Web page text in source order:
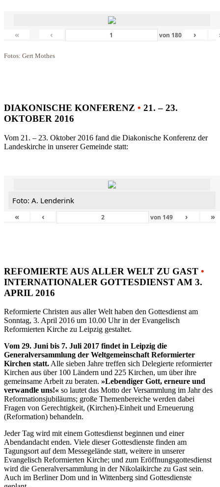
« ‹ von 180 ›
Fotos: Gert Mothes
DIAKONISCHE KONFERENZ • 21. – 23.
OKTOBER 2016
Vom 21. – 23. Oktober 2016 fand die Diakonische Konferenz der
Landeskirche in unserer Gemeinde statt:
Foto: A. Lenderink
«
‹ von 149 › »
REFOMIERTE AUS ALLER WELT ZU GAST •
INTERNATIONALER GOTTESDIENST AM 3.
APRIL 2016
Reformierte Christen aus aller Welt haben den Gottesdienst am
Sonntag, 3. April 2016 um 10.00 Uhr in der Evangelisch
Reformierten Kirche zu Leipzig gestaltet.
Vom 29. Juni bis 7. Juli 2017 findet in Leipzig die
Generalversammlung der Weltgemeinschaft Reformierter
Kirchen statt.Alle sieben Jahre treffen sich Delegierte reformierter
Kirchen aus über 100 Ländern und 225 Kirchen, um über ihre
gemeinsame Arbeit zu beraten. »Lebendiger Gott, erneure und
verwandle uns!« so lautet das Motto der Versammlung im Jahr des
Reformationsjubiläums; große Themenbereiche werden dabei
Fragen von Gerechtigkeit, (Kirchen)-Einheit und Erneuerung
(Reformation) behandeln.
Jeder Tag wird mit einem Gottesdienst beginnen und einer
Abendandacht enden. Viele dieser Gottesdienste finden am
Tagungsort auf dem Messegelände statt, weitere in unserer
Evangelisch Reformierten Kirche; und zum Eröffnungsgottesdienst
wird die Generalversammlung in der Nikolaikirche zu Gast sein.
Auch im Berliner Dom und in Wittenberg sind Gottesdienste